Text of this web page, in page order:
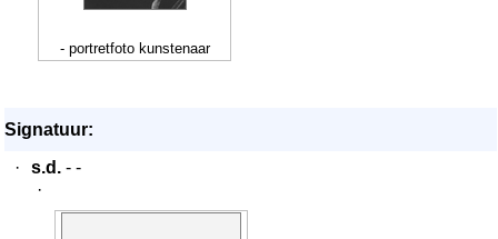
- portretfoto kunstenaar
Signatuur:
·
s.d. - -
·